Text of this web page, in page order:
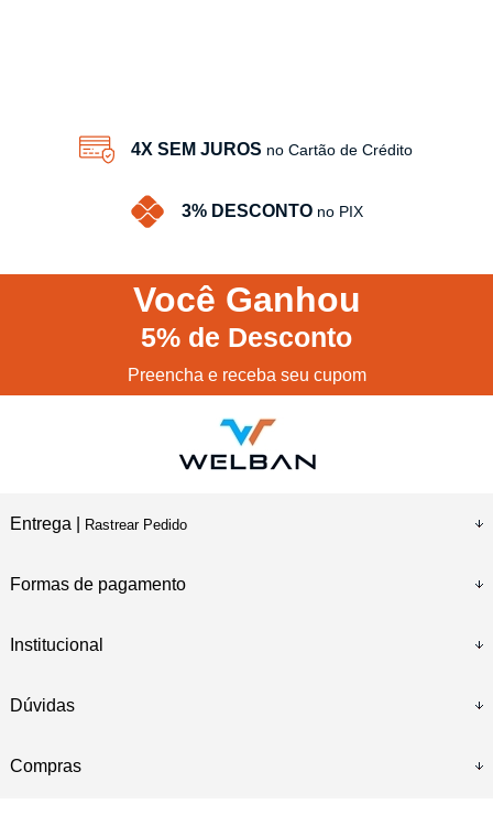
4X SEM JUROS no Cartão de Crédito
3% DESCONTO no PIX
Você Ganhou
5% de Desconto
Preencha e receba seu cupom
Entrega | Rastrear Pedido
Formas de pagamento
Institucional
Dúvidas
Compras